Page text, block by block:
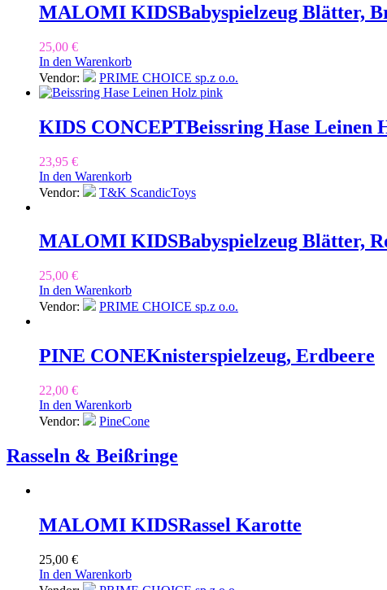
MALOMI KIDSBabyspielzeug Blätter,
25,00 €
In den Warenkorb
Vendor:
PRIME CHOICE sp.z o.o.
KIDS CONCEPTBeissring Hase Leinen
23,95 €
In den Warenkorb
Vendor:
T&K ScandicToys
MALOMI KIDSBabyspielzeug Blätter,
25,00 €
In den Warenkorb
Vendor:
PRIME CHOICE sp.z o.o.
PINE CONEKnisterspielzeug, Erdbeere
22,00 €
In den Warenkorb
Vendor:
PineCone
Rasseln & Beißringe
MALOMI KIDSRassel Karotte
25,00 €
In den Warenkorb